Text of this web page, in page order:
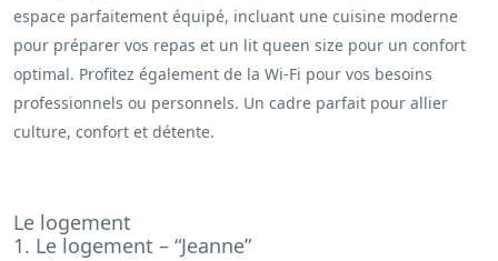
espace parfaitement équipé, incluant une cuisine moderne
pour préparer vos repas et un lit queen size pour un confort
optimal. Profitez également de la Wi-Fi pour vos besoins
professionnels ou personnels. Un cadre parfait pour allier
culture, confort et détente.
Le logement
1. Le logement – “Jeanne”